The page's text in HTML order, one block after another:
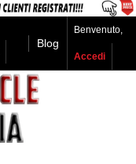
Blog
Benvenuto,
Accedi